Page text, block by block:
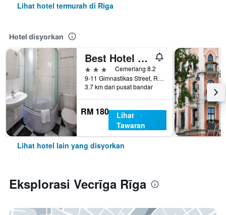
Lihat hotel termurah di Rīga
Hotel disyorkan
Best Hotel Riga
3 bintangCemerlang 8.2
9-11 Gimnastikas Street, Rīga, Latvia
3.7 km dari pusat bandar
RM 180
Lihat
Tawaran
Lihat hotel lain yang disyorkan
Eksplorasi Vecrīga Rīga